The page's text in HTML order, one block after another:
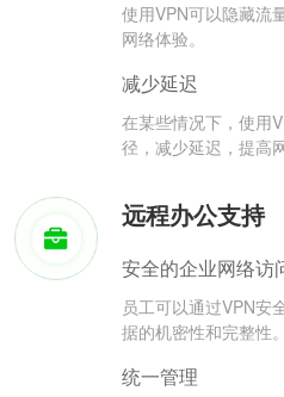
使用VPN可以隐藏流
网络体验。
减少延迟
在某些情况下，使用
径，减少延迟，提高
远程办公支持
安全的企业网络访
员工可以通过VPN安
据的机密性和完整性。
统一管理